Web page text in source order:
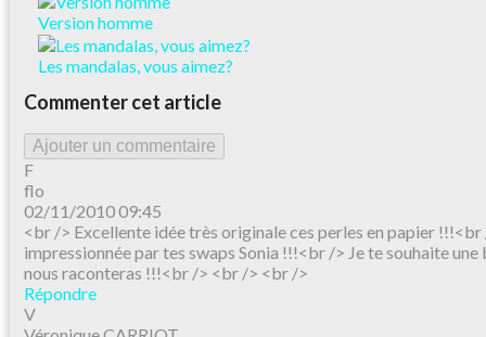
Version homme
Les mandalas, vous aimez?
Commenter cet article
Ajouter un commentaire
F
flo
02/11/2010 09:45
<br /> Excellente idée très originale ces perles en papier !!!<br
impressionnée par tes swaps Sonia !!!<br /> Je te souhaite
nous raconteras !!!<br /> <br /> <br />
Répondre
V